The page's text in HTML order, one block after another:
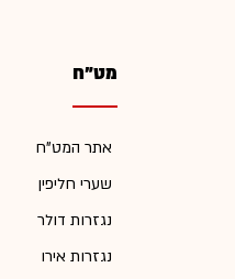
מט"ח
אתר המט"ח
שערי חליפין
נגזרות דולר
נגזרות אירו